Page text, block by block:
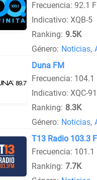
Frecuencia: 92.1
Indicativo: XQB-5
Ranking: 9.5K
Género: Noticias,
Duna FM
Frecuencia: 104.1
Indicativo: XQC-91
Ranking: 8.3K
Género: Noticias,
T13 Radio 103.3
Frecuencia: 101.1
Ranking: 7.7K